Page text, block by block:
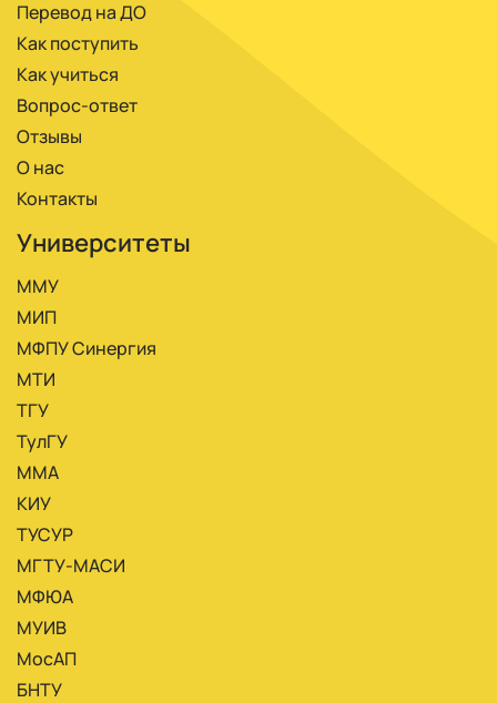
Перевод на ДО
Как поступить
Как учиться
Вопрос-ответ
Отзывы
О нас
Контакты
Университеты
ММУ
МИП
МФПУ Синергия
МТИ
ТГУ
ТулГУ
ММА
КИУ
ТУСУР
МГТУ-МАСИ
МФЮА
МУИВ
МосАП
БНТУ